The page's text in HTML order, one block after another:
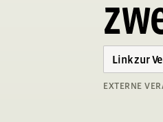
Link zur
EXTERNE